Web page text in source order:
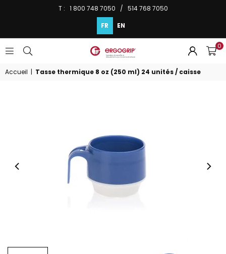
T : 1 800 748 7050 / 514 768 7050
FR EN
ERGOGRIP
INC.
0
Accueil | Tasse thermique 8 oz (250 ml) 24 unités / caisse